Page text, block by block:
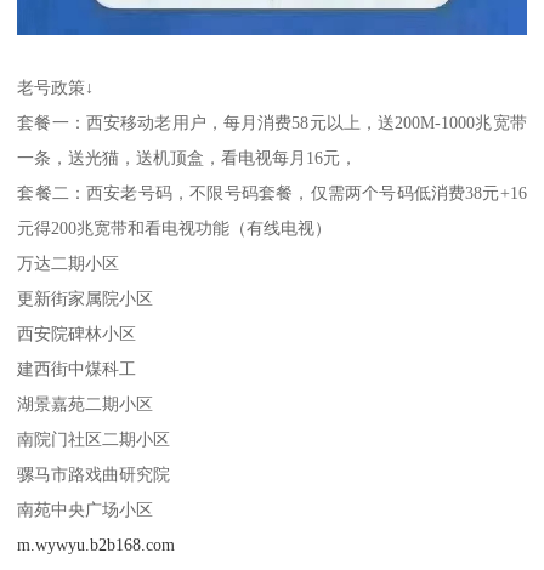
老号政策↓
套餐一：西安移动老用户，每月消费58元以上，送200M-1000兆宽带
一条，送光猫，送机顶盒，看电视每月16元，
套餐二：西安老号码，不限号码套餐，仅需两个号码低消费38元+16
元得200兆宽带和看电视功能（有线电视）
万达二期小区
更新街家属院小区
西安院碑林小区
建西街中煤科工
湖景嘉苑二期小区
南院门社区二期小区
骡马市路戏曲研究院
南苑中央广场小区
m.wywyu.b2b168.com